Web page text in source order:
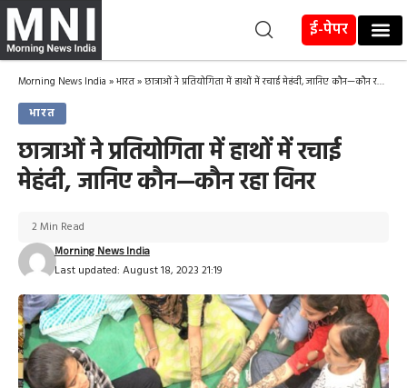
ई-पेपर
Morning News India »भारत»छात्राओं ने प्रतियोगिता में हाथों में रचाई मेहंदी, जानिए कौन—कौन रहा विनर
भारत
छात्राओं ने प्रतियोगिता में हाथों में रचाई
मेहंदी, जानिए कौन—कौन रहा विनर
Last updated: August 18, 2023 21:19
Morning News India
2 Min Read